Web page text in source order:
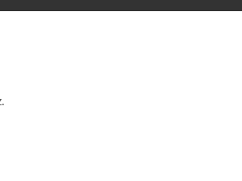
Deutschlands